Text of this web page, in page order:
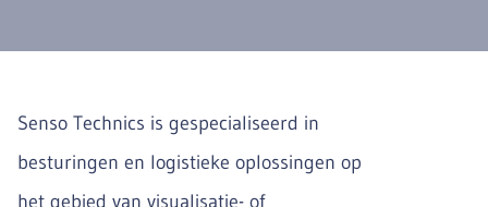
Senso Technics is gespecialiseerd in
besturingen en logistieke oplossingen op
het gebied van visualisatie- of